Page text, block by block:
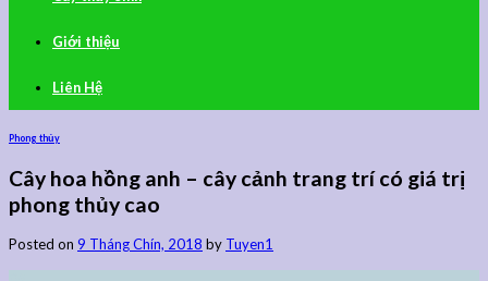
Giới thiệu
Liên Hệ
Phong thủy
Cây hoa hồng anh – cây cảnh trang trí có giá trị
phong thủy cao
Posted on 9 Tháng Chín, 2018 by Tuyen1